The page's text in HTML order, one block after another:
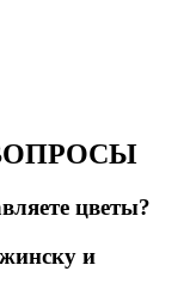
цветы?
и